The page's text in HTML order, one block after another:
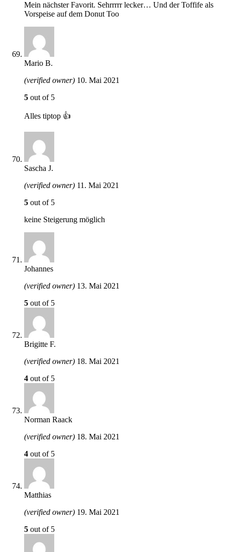
Mein nächster Favorit. Sehrrrrr lecker… Und der Toffife als
Vorspeise auf dem Donut Too
Mario B.
(verified owner) 10. Mai 2021
5 out of 5
Alles tiptop 👍
Sascha J.
(verified owner) 11. Mai 2021
5 out of 5
keine Steigerung möglich
Johannes
(verified owner) 13. Mai 2021
5 out of 5
Brigitte F.
(verified owner) 18. Mai 2021
4 out of 5
Norman Raack
(verified owner) 18. Mai 2021
4 out of 5
Matthias
(verified owner) 19. Mai 2021
5 out of 5